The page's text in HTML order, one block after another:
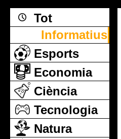
Tot
Informatius
Esports
Economia
Ciència
Tecnologia
Natura